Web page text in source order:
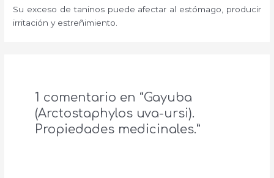
Su exceso de taninos puede afectar al estómago, producir
irritación y estreñimiento.
1 comentario en “Gayuba
(Arctostaphylos uva-ursi).
Propiedades medicinales.”